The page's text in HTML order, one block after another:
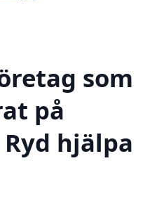
som
på
hjälpa